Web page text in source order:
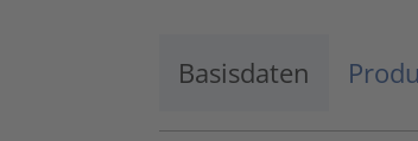
Basisdaten